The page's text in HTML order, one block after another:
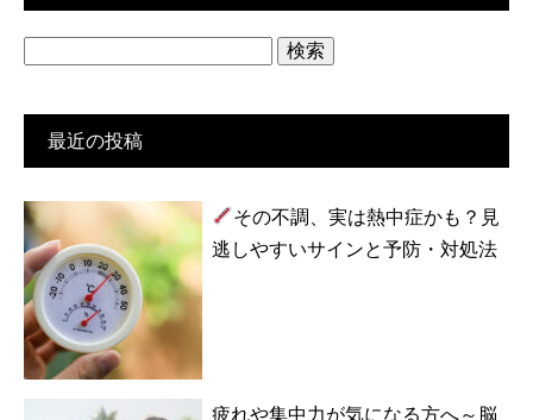
最近の投稿
その不調、実は熱中症かも？見
逃しやすいサインと予防・対処法
疲れや集中力が気になる方へ～脳